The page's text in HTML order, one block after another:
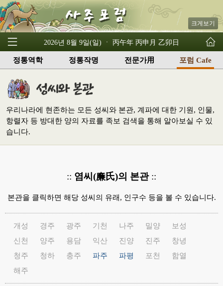
크게보기
2026년 8월 9일(일) ㆍ 丙午年 丙申月 乙卯日
정통역학 정통작명 전문가用 포럼 Cafe
우리나라에 현존하는 모든 성씨와 본관, 계파에 대한 기원, 인물,
항렬자 등 방대한 양의 자료를 족보 검색을 통해 알아보실 수 있
습니다.
:: 염씨(廉氏)의 본관::
본관을 클릭하면 해당 성씨의 유래, 인구수 등을 볼 수 있습니다.
개성 경주 광주 기천 나주 밀양
보성
신천
양주 용담 익산 진양 진주
창녕
청주
청하 충주 파주 파평 포천
함열
해주